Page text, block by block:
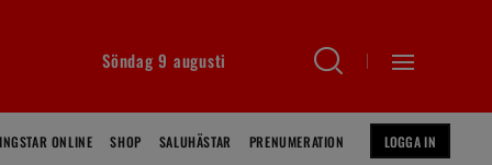
Söndag 9 augusti
ONLINE SHOP SALUHÄSTAR PRENUMERATION LOGGA IN